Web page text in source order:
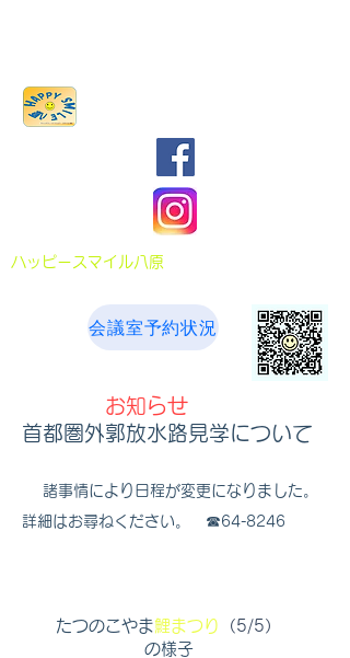
​ハッピースマイル八原
会議室予約状況
お知らせ
​首都圏外郭放水路見学について
諸事情により日程が変更になりました。
​詳細はお尋ねください。 ☎64-8246
たつのこやま鯉まつり
（5/5）
の様子